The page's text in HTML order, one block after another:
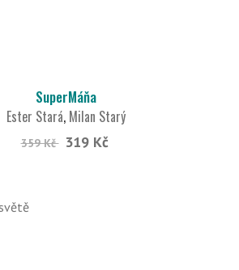
SuperMáňa
Ester Stará, Milan Starý
359 Kč 319 Kč